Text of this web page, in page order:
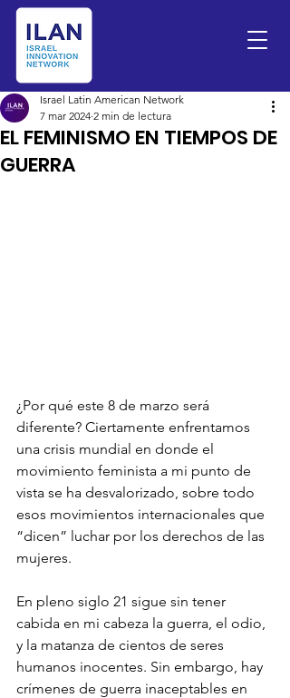
EL FEMINISMO EN TIEMPOS DE
GUERRA
Israel Latin American Network
7 mar 2024 2 min de lectura
¿Por qué este 8 de marzo será
diferente? Ciertamente enfrentamos
una crisis mundial en donde el
movimiento feminista a mi punto de
vista se ha desvalorizado, sobre todo
esos movimientos internacionales que
“dicen” luchar por los derechos de las
mujeres.
En pleno siglo 21 sigue sin tener
cabida en mi cabeza la guerra, el odio,
y la matanza de cientos de seres
humanos inocentes. Sin embargo, hay
crímenes de guerra inaceptables en